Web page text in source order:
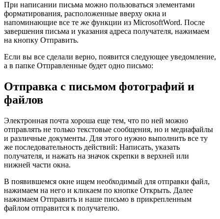
При написании письма можно пользоваться элементами
форматирования, расположенные вверху окна и
напоминающие все те же функции из MicrosoftWord. После
завершения письма и указания адреса получателя, нажимаем
на кнопку Отправить.
Если вы все сделали верно, появится следующее уведомление,
а в папке Отправленные будет одно письмо:
Отправка с письмом фотографий и
файлов
Электронная почта хороша еще тем, что по ней можно
отправлять не только текстовые сообщения, но и медиафайлы
и различные документы. Для этого нужно выполнить все ту
же последовательность действий: Написать, указать
получателя, и нажать на значок скрепки в верхней или
нижней части окна.
В появившемся окне ищем необходимый для отправки файл,
нажимаем на него и кликаем по кнопке Открыть. Далее
нажимаем Отправить и наше письмо в прикрепленным
файлом отправится к получателю.